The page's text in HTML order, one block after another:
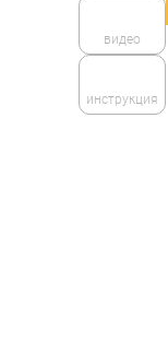
видео
инструкция